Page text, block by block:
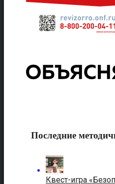
Последние
Квест-игра